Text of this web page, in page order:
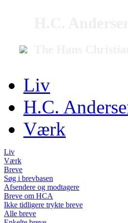
Liv
H.C.
Værk
Liv
Værk
Breve
Søg i brevbasen
Afsendere og modtagere
Breve om HCA
Ikke tidligere trykte breve
Alle breve